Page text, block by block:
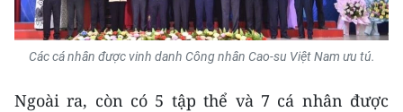
Các cá nhân được vinh danh Công nhân Cao-su Việt Nam ưu tú.
Ngoài ra, còn có 5 tập thể và 7 cá nhân được